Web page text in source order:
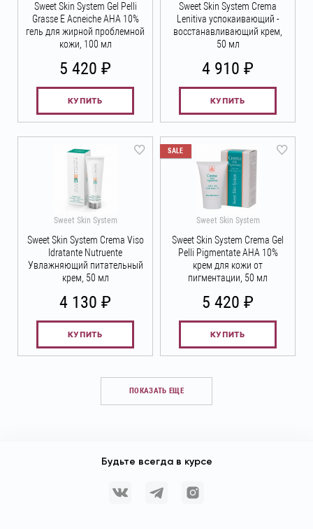
Sweet Skin System Gel Pelli
Grasse E Acneiche АНА 10%
гель для жирной проблемной
кожи, 100 мл
5 420 ₽
КУПИТЬ
Sweet Skin System Crema
Lenitiva успокаивающий -
восстанавливающий крем,
50 мл
4 910 ₽
КУПИТЬ
Sweet Skin System
Sweet Skin System Crema Viso
Idratante Nutruente
Увлажняющий питательный
крем, 50 мл
4 130 ₽
КУПИТЬ
SALE
Sweet Skin System
Sweet Skin System Crema Gel
Pelli Pigmentate AHA 10%
крем для кожи от
пигментации, 50 мл
5 420 ₽
КУПИТЬ
ПОКАЗАТЬ ЕЩЕ
Будьте всегда в курсе